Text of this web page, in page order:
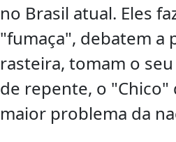
no Brasil atual. Eles
"fumaça", debatem a
rasteira, tomam o
de repente, o "Chico"
maior problema da